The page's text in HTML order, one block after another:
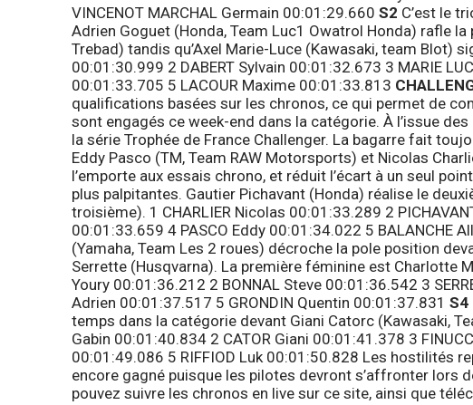
VINCENOT MARCHAL Germain 00:01:29.660 S2 C’est le
Adrien Goguet (Honda, Team Luc1 Owatrol Honda) rafle la
Trebad) tandis qu’Axel Marie-Luce (Kawasaki, team Blot)
00:01:30.999 2 DABERT Sylvain 00:01:32.673 3 MARIE
00:01:33.705 5 LACOUR Maxime 00:01:33.813
qualifications basées sur les chronos, ce qui permet de
sont engagés ce week-end dans la catégorie. À l’issue
la série Trophée de France Challenger. La bagarre fait
Eddy Pasco (TM, Team RAW Motorsports) et Nicolas
l’emporte aux essais chrono, et réduit l’écart à un seul
plus palpitantes. Gautier Pichavant (Honda) réalise le
troisième). 1 CHARLIER Nicolas 00:01:33.289 2
00:01:33.659 4 PASCO Eddy 00:01:34.022 5 BALANCHE
(Yamaha, Team Les 2 roues) décroche la pole position
Serrette (Husqvarna). La première féminine est Charlotte
Youry 00:01:36.212 2 BONNAL Steve 00:01:36.542 3
Adrien 00:01:37.517 5 GRONDIN Quentin 00:01:37.831 S4
temps dans la catégorie devant Giani Catorc (Kawasaki,
Gabin 00:01:40.834 2 CATOR Giani 00:01:41.378 3
00:01:49.086 5 RIFFIOD Luk 00:01:50.828 Les hostilités
encore gagné puisque les pilotes devront s’affronter lors
pouvez suivre les chronos en live sur ce site, ainsi que